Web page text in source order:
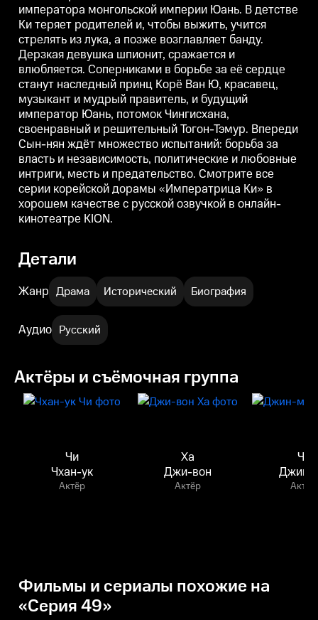
красавец, музыкант и мудрый
правитель, и будущий
император Юань, потомок
Чингисхана, своенравный и
решительный Тогон-Тэмур.
Впереди Сын-нян ждёт
множество испытаний: борьба
за власть и независимость,
политические и любовные
интриги, месть и предательство.
Смотрите все серии корейской
дорамы «Императрица Ки» в
хорошем качестве с русской
озвучкой в онлайн-кинотеатре
KION.
красавец, музыкант и мудрый
правитель, и будущий
император Юань, потомок
Чингисхана, своенравный и
решительный Тогон-Тэмур.
Впереди Сын-нян ждёт
множество испытаний: борьба
за власть и независимость,
политические и любовные
интриги, месть и предательство.
Смотрите все серии корейской
дорамы «Императрица Ки» в
хорошем качестве с русской
озвучкой в онлайн-кинотеатре
KION.
императора монгольской империи Юань. В детстве
Ки теряет родителей и, чтобы выжить, учится
стрелять из лука, а позже возглавляет банду.
Дерзкая девушка шпионит, сражается и
влюбляется. Соперниками в борьбе за её сердце
станут наследный принц Корё Ван Ю, красавец,
музыкант и мудрый правитель, и будущий
император Юань, потомок Чингисхана,
своенравный и решительный Тогон-Тэмур. Впереди
Сын-нян ждёт множество испытаний: борьба за
власть и независимость, политические и любовные
интриги, месть и предательство. Смотрите все
серии корейской дорамы «Императрица Ки» в
хорошем качестве с русской озвучкой в онлайн-
кинотеатре KION.
Детали
Жанр Драма Исторический Биография
Аудио Русский
Актёры и съёмочная группа
Чи
Чхан-ук
Актёр
Ха
Джи-вон
Актёр
Чу
Джин-
Актёр
Фильмы и сериалы похожие на
«Серия 49»